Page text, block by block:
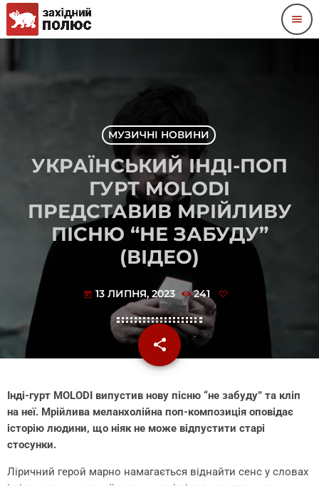
menu
МУЗИЧНІ НОВИНИ
УКРАЇНСЬКИЙ ІНДІ-ПОП
ГУРТ MOLODI
ПРЕДСТАВИВ МРІЙЛИВУ
ПІСНЮ “НЕ ЗАБУДУ”
(ВІДЕО)
today 13 ЛИПНЯ, 2023 241
share
email
Інді-гурт MOLODI випустив нову пісню “не забуду” та кліп
на неї. Мрійлива меланхолійна поп-композиція оповідає
історію людини, що ніяк не може відпустити старі
стосунки.
Ліричний герой марно намагається віднайти сенс у словах